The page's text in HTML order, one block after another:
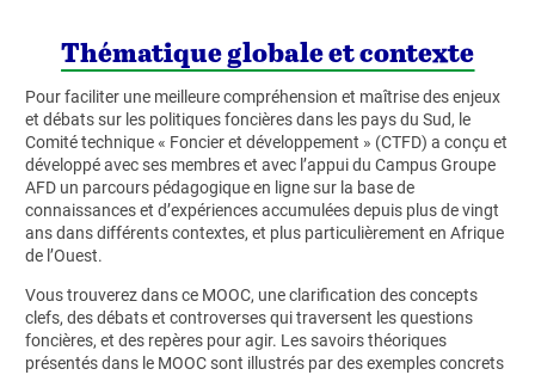
Thématique globale et contexte
Pour faciliter une meilleure compréhension et maîtrise des enjeux
et débats sur les politiques foncières dans les pays du Sud, le
Comité technique « Foncier et développement » (CTFD) a conçu et
développé avec ses membres et avec l’appui du Campus Groupe
AFD un parcours pédagogique en ligne sur la base de
connaissances et d’expériences accumulées depuis plus de vingt
ans dans différents contextes, et plus particulièrement en Afrique
de l’Ouest.
Vous trouverez dans ce MOOC, une clarification des concepts
clefs, des débats et controverses qui traversent les questions
foncières, et des repères pour agir. Les savoirs théoriques
présentés dans le MOOC sont illustrés par des exemples concrets